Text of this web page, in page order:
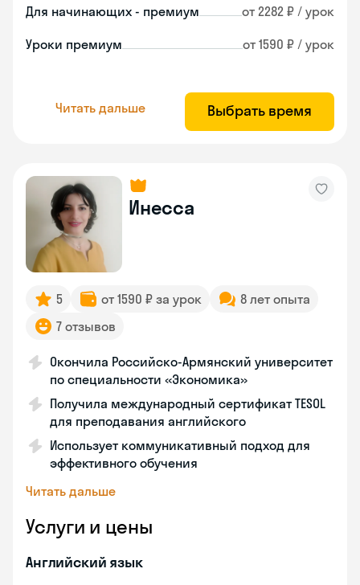
Для начинающих - премиум от 2282 ₽ / урок
Уроки премиум от 1590 ₽ / урок
Читать дальше Выбрать время
Инесса
5 от 1590 ₽ за урок
8 лет опыта
7 отзывов
Окончила Российско-Армянский университет
по специальности «Экономика»
Получила международный сертификат TESOL
для преподавания английского
Использует коммуникативный подход для
эффективного обучения
Читать дальше
Услуги и цены
Английский язык